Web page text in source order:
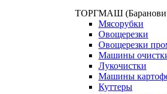
ТОРГМАШ
Мясорубки
Овощерезки
Овощерезки
Машины
Лукочистки
Машины
Куттеры